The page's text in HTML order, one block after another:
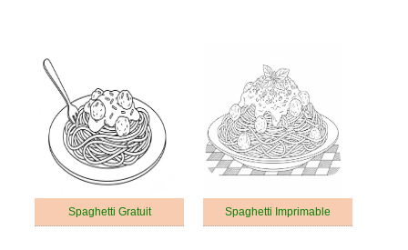
Spaghetti Gratuit Spaghetti Imprimable